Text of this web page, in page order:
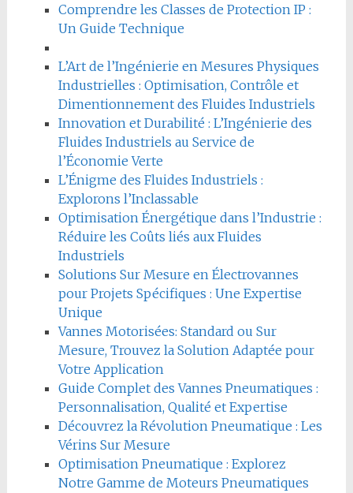
Comprendre les Classes de Protection IP :
Un Guide Technique
L’Art de l’Ingénierie en Mesures Physiques
Industrielles : Optimisation, Contrôle et
Dimentionnement des Fluides Industriels
Innovation et Durabilité : L’Ingénierie des
Fluides Industriels au Service de
l’Économie Verte
L’Énigme des Fluides Industriels :
Explorons l’Inclassable
Optimisation Énergétique dans l’Industrie :
Réduire les Coûts liés aux Fluides
Industriels
Solutions Sur Mesure en Électrovannes
pour Projets Spécifiques : Une Expertise
Unique
Vannes Motorisées: Standard ou Sur
Mesure, Trouvez la Solution Adaptée pour
Votre Application
Guide Complet des Vannes Pneumatiques :
Personnalisation, Qualité et Expertise
Découvrez la Révolution Pneumatique : Les
Vérins Sur Mesure
Optimisation Pneumatique : Explorez
Notre Gamme de Moteurs Pneumatiques